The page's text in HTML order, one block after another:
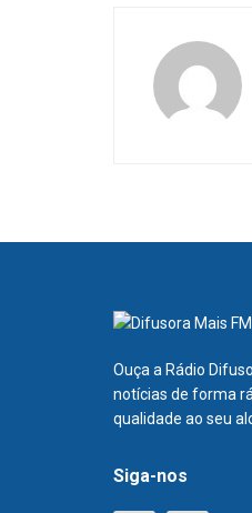
Ouça a Rádio
notícias de forma
qualidade ao seu
Siga-nos